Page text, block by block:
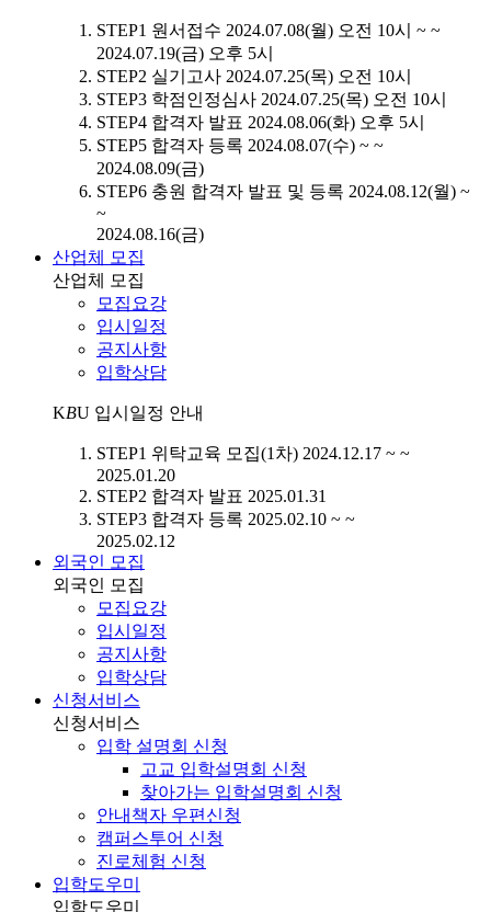
STEP1 원서접수 2024.07.08(월) 오전 10시 ~ ~
2024.07.19(금) 오후 5시
STEP2 실기고사 2024.07.25(목) 오전 10시
STEP3 학점인정심사 2024.07.25(목) 오전 10시
STEP4 합격자 발표 2024.08.06(화) 오후 5시
STEP5 합격자 등록 2024.08.07(수) ~ ~
2024.08.09(금)
STEP6 충원 합격자 발표 및 등록 2024.08.12(월) ~
~
2024.08.16(금)
산업체 모집
산업체 모집
모집요강
입시일정
공지사항
입학상담
KBU 입시일정 안내
STEP1 위탁교육 모집(1차) 2024.12.17 ~ ~
2025.01.20
STEP2 합격자 발표 2025.01.31
STEP3 합격자 등록 2025.02.10 ~ ~
2025.02.12
외국인 모집
외국인 모집
모집요강
입시일정
공지사항
입학상담
신청서비스
신청서비스
입학 설명회 신청
고교 입학설명회 신청
찾아가는 입학설명회 신청
안내책자 우편신청
캠퍼스투어 신청
진로체험 신청
입학도우미
입학도우미